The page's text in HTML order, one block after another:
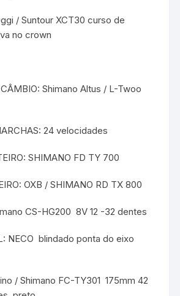
/ Suntour XCT30 curso de
no crown
Shimano Altus / L-Twoo
24 velocidades
SHIMANO FD TY 700
OXB / SHIMANO RD TX 800
CS-HG200  8V 12 -32 dentes
NECO  blindado ponta do eixo
/ Shimano FC-TY301  175mm 42